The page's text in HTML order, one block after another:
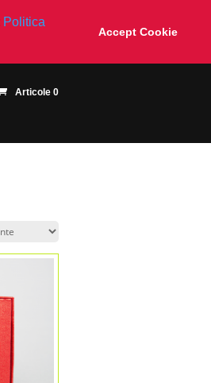
Politica
Accept Cookie
Articole 0